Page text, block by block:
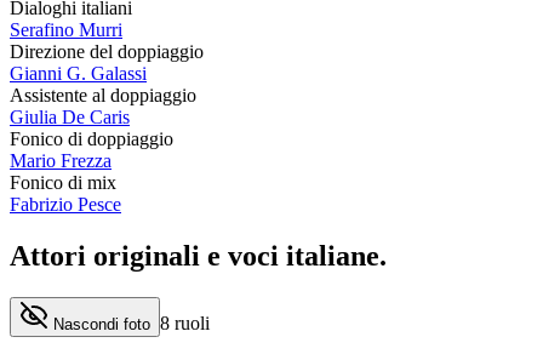
Dialoghi italiani
Serafino Murri
Direzione del doppiaggio
Gianni G. Galassi
Assistente al doppiaggio
Giulia De Caris
Fonico di doppiaggio
Mario Frezza
Fonico di mix
Fabrizio Pesce
Attori originali e voci italiane.
Nascondi foto 8 ruoli